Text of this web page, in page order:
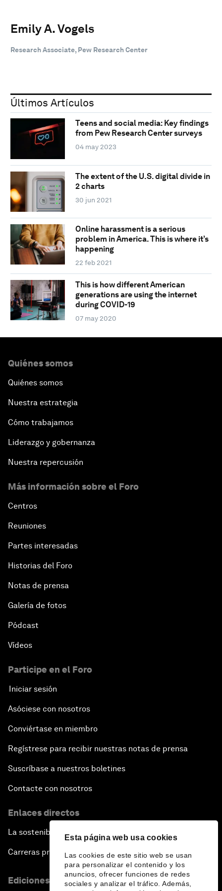
Esta página web usa cookies
Las cookies de este sitio web se usan
para personalizar el contenido y los
anuncios, ofrecer funciones de redes
sociales y analizar el tráfico. Además,
Emily A. Vogels
Research Associate, Pew Research Center
Últimos Artículos
Teens and social media: Key findings
from Pew Research Center surveys
04 may 2023
The extent of the U.S. digital divide in
2 charts
30 jun 2021
Online harassment is a serious
problem in America. This is where it’s
happening
22 feb 2021
This is how different American
generations are using the internet
during COVID-19
07 may 2020
Quiénes somos
Quiénes somos
Nuestra estrategia
Cómo trabajamos
Liderazgo y gobernanza
Nuestra repercusión
Más información sobre el Foro
Centros
Reuniones
Partes interesadas
Historias del Foro
Notas de prensa
Galería de fotos
Pódcast
Vídeos
Participe en el Foro
Iniciar sesión
Asóciese con nosotros
Conviértase en miembro
Regístrese para recibir nuestras notas de prensa
Suscríbase a nuestros boletines
Contacte con nosotros
Enlaces directos
La sostenibilidad en el Foro
Carreras profesionales
Ediciones en otros idiomas